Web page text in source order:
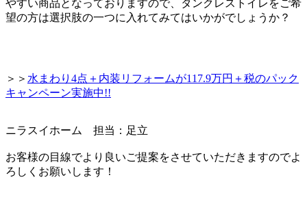
やすい商品となっておりますので、タンクレストイレをご希
望の方は選択肢の一つに入れてみてはいかがでしょうか？
＞＞ 水まわり4点＋内装リフォームが117.9万円＋税のパック
キャンペーン実施中!!
ニラスイホーム 担当：足立
お客様の目線でより良いご提案をさせていただきますのでよ
ろしくお願いします！